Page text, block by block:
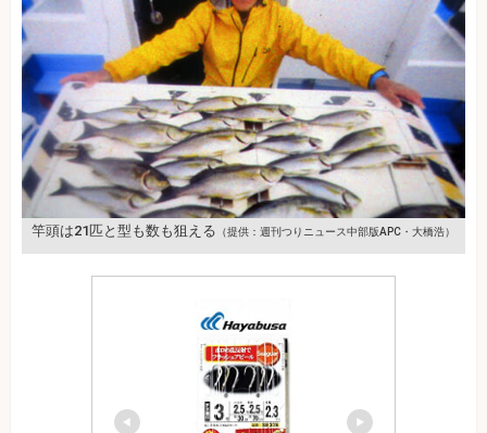
竿頭は21匹と型も数も狙える （提供：週刊つりニュース中部版APC・大橋浩）